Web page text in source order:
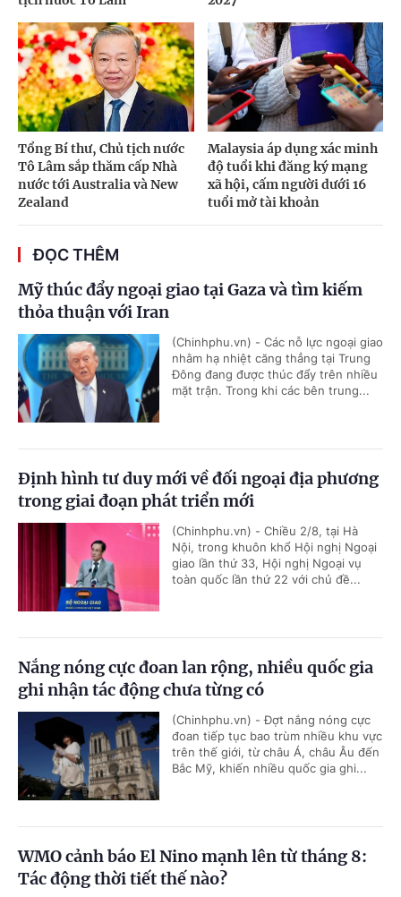
Tổng Bí thư, Chủ tịch nước
Tô Lâm sắp thăm cấp Nhà
nước tới Australia và New
Zealand
Malaysia áp dụng xác minh
độ tuổi khi đăng ký mạng
xã hội, cấm người dưới 16
tuổi mở tài khoản
ĐỌC THÊM
Mỹ thúc đẩy ngoại giao tại Gaza và tìm kiếm
thỏa thuận với Iran
(Chinhphu.vn) - Các nỗ lực ngoại giao
nhằm hạ nhiệt căng thẳng tại Trung
Đông đang được thúc đẩy trên nhiều
mặt trận. Trong khi các bên trung...
Định hình tư duy mới về đối ngoại địa phương
trong giai đoạn phát triển mới
(Chinhphu.vn) - Chiều 2/8, tại Hà
Nội, trong khuôn khổ Hội nghị Ngoại
giao lần thứ 33, Hội nghị Ngoại vụ
toàn quốc lần thứ 22 với chủ đề...
Nắng nóng cực đoan lan rộng, nhiều quốc gia
ghi nhận tác động chưa từng có
(Chinhphu.vn) - Đợt nắng nóng cực
đoan tiếp tục bao trùm nhiều khu vực
trên thế giới, từ châu Á, châu Âu đến
Bắc Mỹ, khiến nhiều quốc gia ghi...
WMO cảnh báo El Nino mạnh lên từ tháng 8:
Tác động thời tiết thế nào?